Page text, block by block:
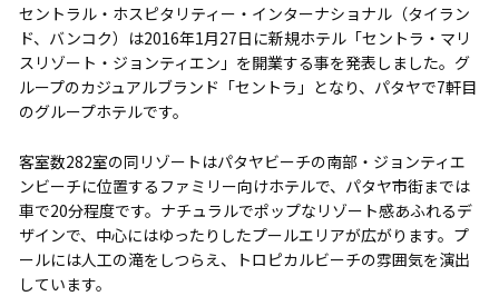
セントラル・ホスピタリティー・インターナショナル（タイラン
ド、バンコク）は2016年1月27日に新規ホテル「セントラ・マリ
スリゾート・ジョンティエン」を開業する事を発表しました。グ
ループのカジュアルブランド「セントラ」となり、パタヤで7軒目
のグループホテルです。
客室数282室の同リゾートはパタヤビーチの南部・ジョンティエ
ンビーチに位置するファミリー向けホテルで、パタヤ市街までは
車で20分程度です。ナチュラルでポップなリゾート感あふれるデ
ザインで、中心にはゆったりしたプールエリアが広がります。プ
ールには人工の滝をしつらえ、トロピカルビーチの雰囲気を演出
しています。